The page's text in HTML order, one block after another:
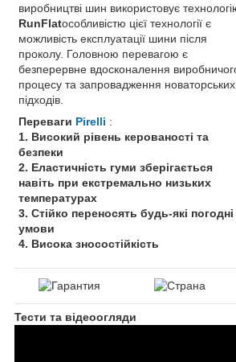
виробництві шин використовує
RunFlatособливістю цієї технології є
можливість експлуатації шини після
проколу. Головною перевагою є
безперервне вдосконалення
процесу та запровадження новаторських
підходів.
Переваги Pirelli :
1. Високий рівень керованості та
безпеки
2. Еластичність гуми зберігається
навіть при екстремально низьких
температурах
3. Стійко переносять будь-які погодні
умови
4. Висока зносостійкість
Тести та відеоогляди